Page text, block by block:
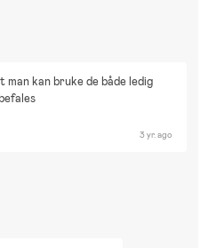
kan bruke de både ledig
3 yr. ago